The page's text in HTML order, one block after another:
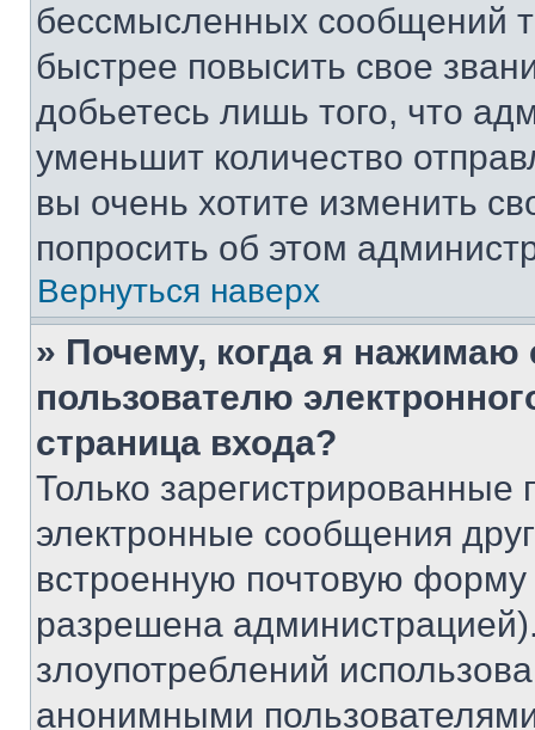
бессмысленных сообщений
быстрее повысить свое
добьетесь лишь того, что
уменьшит количество
вы очень хотите изменить
попросить об этом
Вернуться наверх
» Почему, когда я нажимаю
пользователю
страница входа?
Только зарегистрированные
электронные сообщения
встроенную почтовую
разрешена
злоупотреблений
анонимными